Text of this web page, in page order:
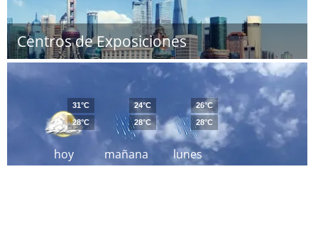
Centros de Exposiciones
hoy
31°C
28°C
mañana
24°C
28°C
lunes
26°C
28°C